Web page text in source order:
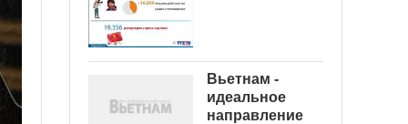
Вьетнам -
идеальное
направление